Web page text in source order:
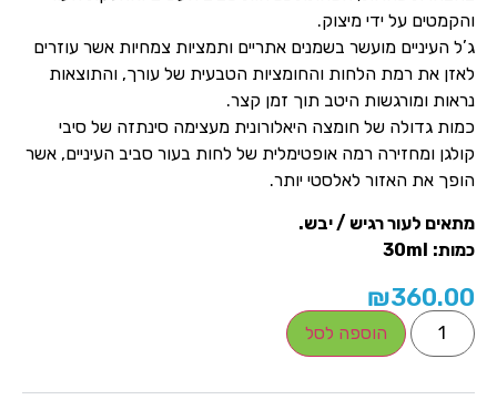
על ידי מיצוק.
העיניים מועשר בשמנים אתריים ותמציות צמחיות אשר עוזרים
את רמת הלחות והחומציות הטבעית של עורך, והתוצאות
ומורגשות היטב תוך זמן קצר.
גדולה של חומצה היאלורונית מעצימה סינתזה של סיבי
ומחזירה רמה אופטימלית של לחות בעור סביב העיניים, אשר
את האזור לאלסטי יותר.
לעור רגיש / יבש.
30ml
₪
הוספה לסל